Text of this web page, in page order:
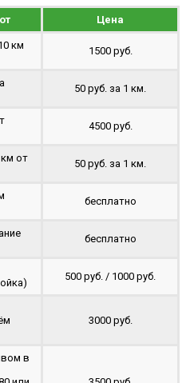
Цена
км
1500 руб.
50 руб. за 1 км.
4500 руб.
от
50 руб. за 1 км.
бесплатно
бесплатно
500 руб. / 1000 руб.
3000 руб.
в